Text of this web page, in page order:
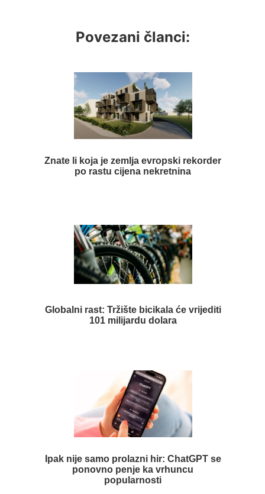
Povezani članci:
Znate li koja je zemlja evropski rekorder
po rastu cijena nekretnina
Globalni rast: Tržište bicikala će vrijediti
101 milijardu dolara
Ipak nije samo prolazni hir: ChatGPT se
ponovno penje ka vrhuncu
popularnosti